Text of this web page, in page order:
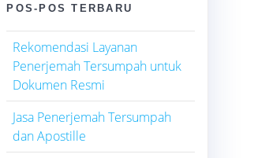
POS-POS TERBARU
Rekomendasi Layanan
Penerjemah Tersumpah untuk
Dokumen Resmi
Jasa Penerjemah Tersumpah
dan Apostille